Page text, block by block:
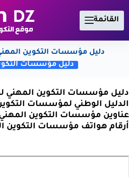
إلى
المحتوى
القائمة
دليل مؤسسات التكوين المهني
دليل مؤسسات
دليل مؤسسات التكوين المهني
الدليل الوطني لمؤسسات
عناوين مؤسسات التكوين المهني
أرقام هواتف مؤسسات التكوين